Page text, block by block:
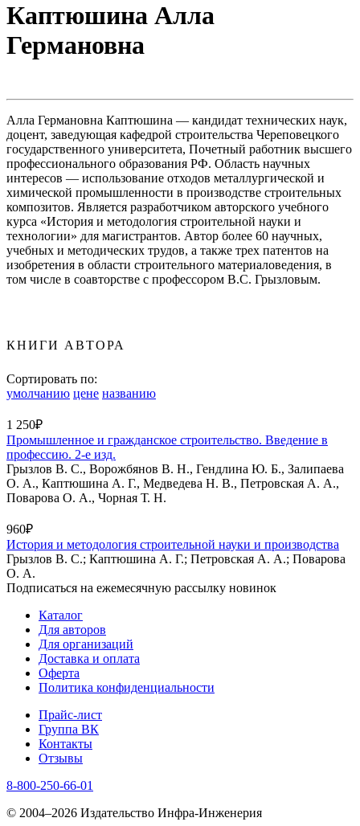
Каптюшина Алла
Германовна
Алла Германовна Каптюшина — кандидат технических наук,
доцент, заведующая кафедрой строительства Череповецкого
государственного университета, Почетный работник высшего
профессионального образования РФ. Область научных
интересов — использование отходов металлургической и
химической промышленности в производстве строительных
композитов. Является разработчиком авторского учебного
курса «История и методология строительной науки и
технологии» для магистрантов. Автор более 60 научных,
учебных и методических трудов, а также трех патентов на
изобретения в области строительного материаловедения, в
том числе в соавторстве с профессором В.С. Грызловым.
КНИГИ АВТОРА
Сортировать по:
умолчанию цене названию
1 250₽
Промышленное и гражданское строительство. Введение в
профессию. 2-е изд.
Грызлов В. С., Ворожбянов В. Н., Гендлина Ю. Б., Залипаева
О. А., Каптюшина А. Г., Медведева Н. В., Петровская А. А.,
Поварова О. А., Чорная Т. Н.
960₽
История и методология строительной науки и производства
Грызлов В. С.; Каптюшина А. Г.; Петровская А. А.; Поварова
О. А.
Подписаться на ежемесячную рассылку новинок
Каталог
Для авторов
Для организаций
Доставка и оплата
Оферта
Политика конфиденциальности
Прайс-лист
Группа ВК
Контакты
Отзывы
8-800-250-66-01
© 2004–2026 Издательство Инфра-Инженерия